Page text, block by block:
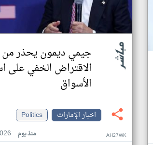
جيمي ديمون يحذر
الاقتراض الخفي على
الأسواق
اخبار الإمارات
Politics
منذ يوم AH27WK